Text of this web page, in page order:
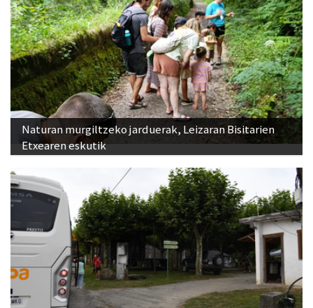
Naturan murgiltzeko jarduerak, Leizaran Bisitarien
Etxearen eskutik